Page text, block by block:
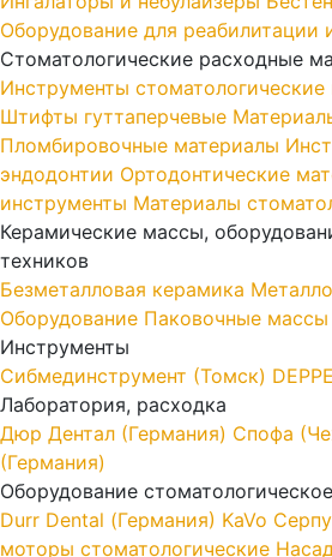
Оборудование для реабилитации
Стоматологические расходные
Инструменты
Штифты гуттаперчевые
Пломбировочные материалы
эндодонтии Ортодонтические
инструменты Материалы
Керамические массы,
техников
Безметалловая керамика
Оборудование Паковочные массы
Инструменты
Cибмединструмент (Томск)
Лаборатория, расходка
Дюр Дентал (Германия) Спофа
(Германия)
Оборудование стоматологическое
Durr Dental (Германия) KaVo
моторы стоматологические